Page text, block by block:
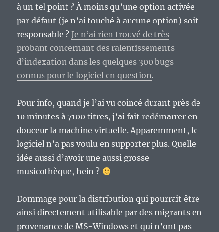
à un tel point ? À moins qu’une option activée
par défaut (je n’ai touché à aucune option) soit
responsable ? Je n’ai rien trouvé de très
probant concernant des ralentissements
d’indexation dans les quelques 300 bugs
connus pour le logiciel en question.
Pour info, quand je l’ai vu coincé durant près de
10 minutes à 7100 titres, j’ai fait redémarrer en
douceur la machine virtuelle. Apparemment, le
logiciel n’a pas voulu en supporter plus. Quelle
idée aussi d’avoir une aussi grosse
musicothèque, hein ?
Dommage pour la distribution qui pourrait être
ainsi directement utilisable par des migrants en
provenance de MS-Windows et qui n’ont pas